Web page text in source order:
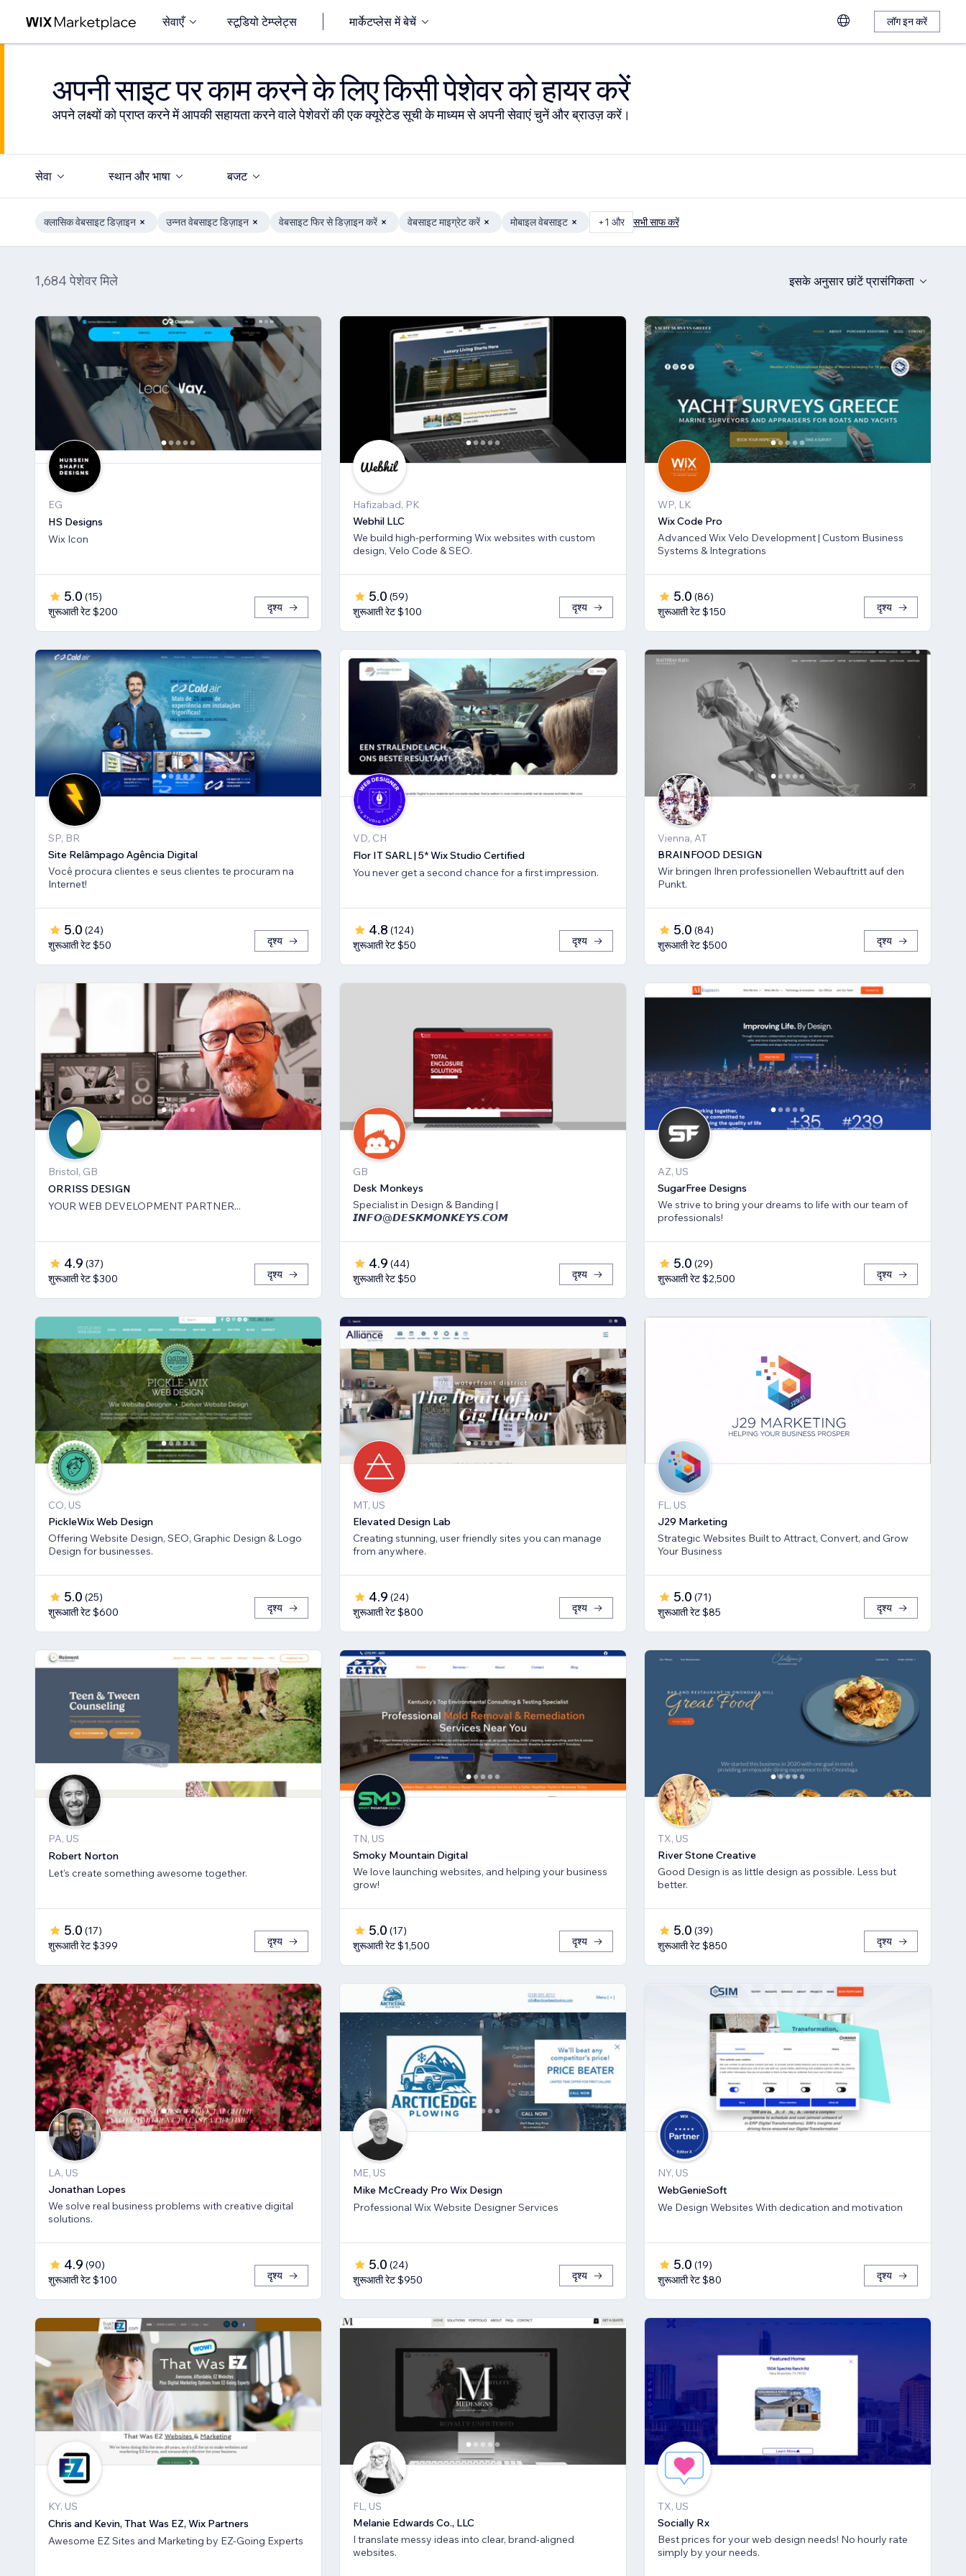
सेवाएँ स्टूडियो टेम्प्लेट्स मार्केटप्लेस में बेचें लॉग इन करें
अपनी साइट पर काम करने के लिए किसी पेशेवर को हायर करें
अपने लक्ष्यों को प्राप्त करने में आपकी सहायता करने वाले पेशेवरों की एक क्यूरेटेड सूची के माध्यम से अपनी सेवाएं चुनें और ब्राउज़ करें।
सेवा स्थान और भाषा बजट
क्लासिक वेबसाइट डिज़ाइन उन्नत वेबसाइट डिज़ाइन वेबसाइट फिर से डिज़ाइन करें वेबसाइट माइग्रेट करें मोबाइल वेबसाइट +1 और सभी साफ करें
1,684 पेशेवर मिले इसके अनुसार छांटें प्रासंगिकता
EG
HS Designs
Wix Icon
5.0 (15)
शुरूआती रेट $200
दृश्य
Hafizabad, PK
Webhil LLC
We build high-performing Wix websites with custom
design, Velo Code & SEO.
5.0 (59)
शुरूआती रेट $100
दृश्य
WP, LK
Wix Code Pro
Advanced Wix Velo Development | Custom Business
Systems & Integrations
5.0 (86)
शुरूआती रेट $150
दृश्य
SP, BR
Site Relâmpago Agência Digital
Você procura clientes e seus clientes te procuram na
Internet!
5.0 (24)
शुरूआती रेट $50
दृश्य
VD, CH
Flor IT SARL | 5* Wix Studio Certified
You never get a second chance for a first impression.
4.8 (124)
शुरूआती रेट $50
दृश्य
Vienna, AT
BRAINFOOD DESIGN
Wir bringen Ihren professionellen Webauftritt auf den
Punkt.
5.0 (84)
शुरूआती रेट $500
दृश्य
Bristol, GB
ORRISS DESIGN
YOUR WEB DEVELOPMENT PARTNER...
4.9 (37)
शुरूआती रेट $300
दृश्य
GB
Desk Monkeys
Specialist in Design & Banding |
𝙄𝙉𝙁𝙊@𝘿𝙀𝙎𝙆𝙈𝙊𝙉𝙆𝙀𝙔𝙎.𝘾𝙊𝙈
4.9 (44)
शुरूआती रेट $50
दृश्य
AZ, US
SugarFree Designs
We strive to bring your dreams to life with our team of
professionals!
5.0 (29)
शुरूआती रेट $2,500
दृश्य
CO, US
PickleWix Web Design
Offering Website Design, SEO, Graphic Design & Logo
Design for businesses.
5.0 (25)
शुरूआती रेट $600
दृश्य
MT, US
Elevated Design Lab
Creating stunning, user friendly sites you can manage
from anywhere.
4.9 (24)
शुरूआती रेट $800
दृश्य
FL, US
J29 Marketing
Strategic Websites Built to Attract, Convert, and Grow
Your Business
5.0 (71)
शुरूआती रेट $85
दृश्य
PA, US
Robert Norton
Let's create something awesome together.
5.0 (17)
शुरूआती रेट $399
दृश्य
TN, US
Smoky Mountain Digital
We love launching websites, and helping your business
grow!
5.0 (17)
शुरूआती रेट $1,500
दृश्य
TX, US
River Stone Creative
Good Design is as little design as possible. Less but
better.
5.0 (39)
शुरूआती रेट $850
दृश्य
LA, US
Jonathan Lopes
We solve real business problems with creative digital
solutions.
4.9 (90)
शुरूआती रेट $100
दृश्य
ME, US
Mike McCready Pro Wix Design
Professional Wix Website Designer Services
5.0 (24)
शुरूआती रेट $950
दृश्य
NY, US
WebGenieSoft
We Design Websites With dedication and motivation
5.0 (19)
शुरूआती रेट $80
दृश्य
KY, US
Chris and Kevin, That Was EZ, Wix Partners
Awesome EZ Sites and Marketing by EZ-Going Experts
FL, US
Melanie Edwards Co., LLC
I translate messy ideas into clear, brand-aligned
websites.
TX, US
Socially Rx
Best prices for your web design needs! No hourly rate
simply by your needs.